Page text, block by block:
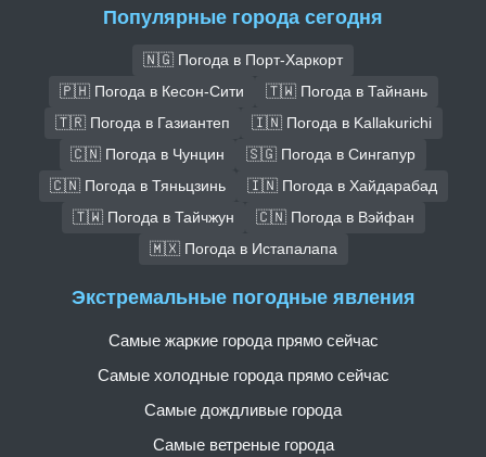
Популярные города сегодня
🇳🇬 Погода в Порт-Харкорт
🇵🇭 Погода в Кесон-Сити
🇹🇼 Погода в Тайнань
🇹🇷 Погода в Газиантеп
🇮🇳 Погода в Kallakurichi
🇨🇳 Погода в Чунцин
🇸🇬 Погода в Сингапур
🇨🇳 Погода в Тяньцзинь
🇮🇳 Погода в Хайдарабад
🇹🇼 Погода в Тайчжун
🇨🇳 Погода в Вэйфан
🇲🇽 Погода в Истапалапа
Экстремальные погодные явления
Самые жаркие города прямо сейчас
Самые холодные города прямо сейчас
Самые дождливые города
Самые ветреные города